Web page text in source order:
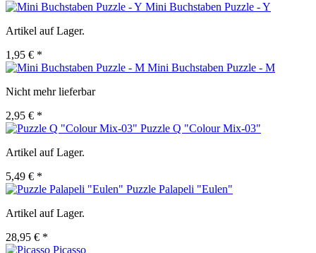
Mini Buchstaben Puzzle - Y
Artikel auf Lager.
1,95 € *
Mini Buchstaben Puzzle - M
Nicht mehr lieferbar
2,95 € *
Puzzle Q "Colour Mix-03"
Artikel auf Lager.
5,49 € *
Puzzle Palapeli "Eulen"
Artikel auf Lager.
28,95 € *
Picasso